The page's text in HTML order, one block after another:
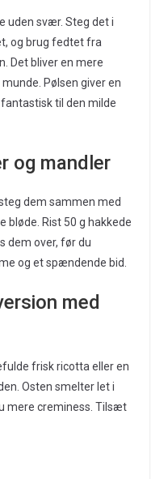
uden svær. Steg det i
og brug fedtet fra
Det bliver en mere
Pølsen giver en
til den milde
og mandler
dem sammen med
bløde. Rist 50 g hakkede
dem over, før du
og et spændende bid.
med
frisk ricotta eller en
Osten smelter let i
mere creminess. Tilsæt